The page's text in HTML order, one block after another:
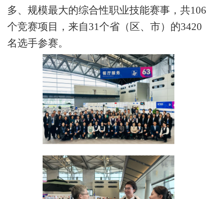
多、规模最大的综合性职业技能赛事 ， 共106
个竞赛项目， 来自31个省（区、 市） 的3420
名选手参赛。